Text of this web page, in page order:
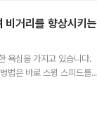
의 김성준 코치, 임은수 선
프존 엘리트아카데미(GE
과학적인 훈련 프로그램!"
임을 만들어가고 있는 골프
집대성한 골프토탈솔루션
비거리를 향상시키는
욕심을 가지고 있습니다.
법은 바로 스윙 스피드를
늘은 스윙 스피드를 높이